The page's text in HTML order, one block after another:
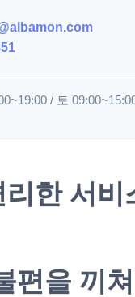
/ 토
리한 서
편을 끼